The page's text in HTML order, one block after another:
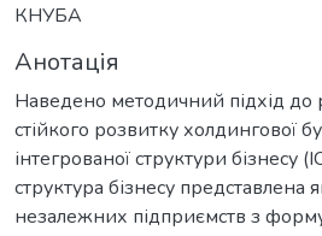
КНУБА
Анотація
Наведено методичний підхід до
стійкого розвитку холдингової
інтегрованої структури бізнесу
структура бізнесу представлена
незалежних підприємств з